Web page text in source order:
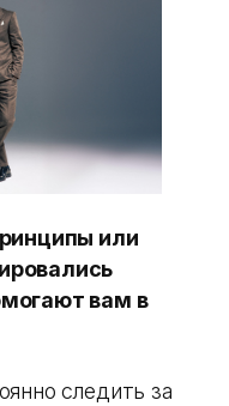
или
вам в
следить за